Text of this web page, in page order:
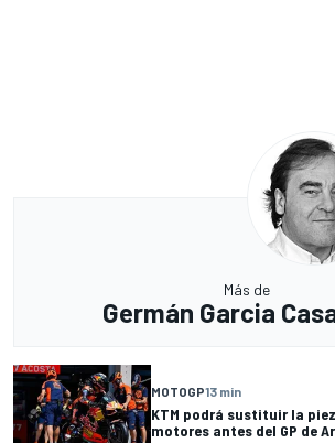
Más de
Germán Garcia
MOTOGP13 min
KTM podrá sustituir la
motores antes del GP de